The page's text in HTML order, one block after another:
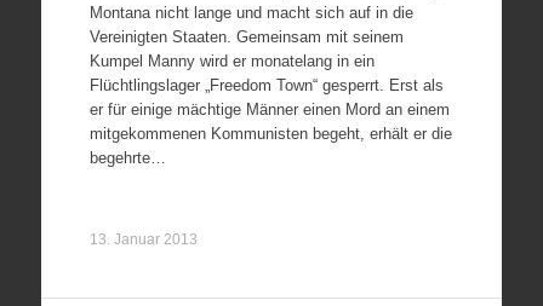
Montana nicht lange und macht sich auf in die
Vereinigten Staaten. Gemeinsam mit seinem
Kumpel Manny wird er monatelang in ein
Flüchtlingslager „Freedom Town“ gesperrt. Erst als
er für einige mächtige Männer einen Mord an einem
mitgekommenen Kommunisten begeht, erhält er die
begehrte…
13. Januar 2013